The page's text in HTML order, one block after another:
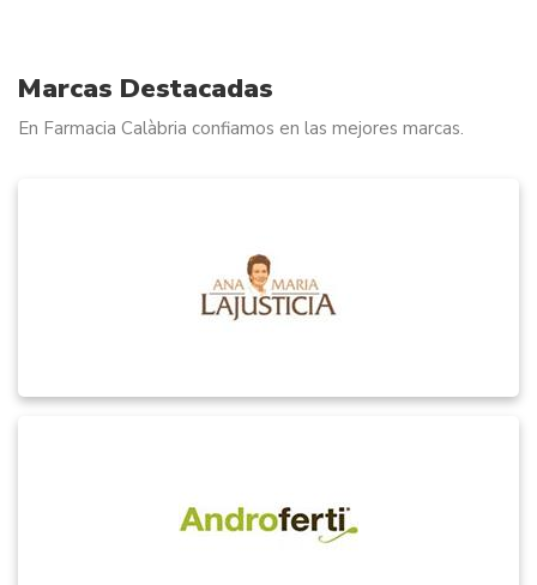
Marcas Destacadas
En Farmacia Calàbria confiamos en las mejores marcas.